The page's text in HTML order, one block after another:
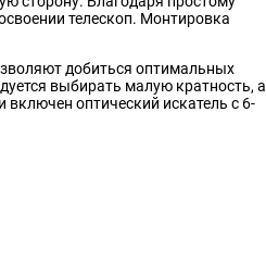
телескоп. Монтировка
добиться оптимальных
выбирать малую кратность, а
оптический искатель с 6-